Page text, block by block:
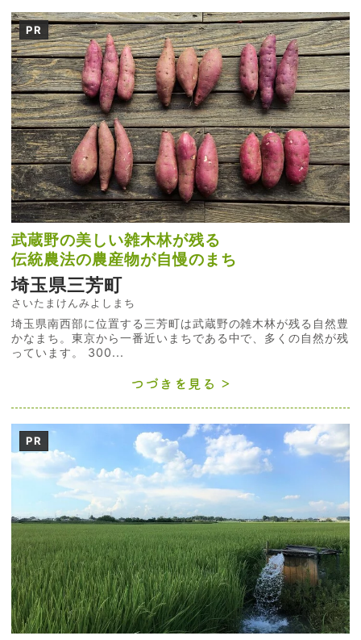
PR
武蔵野の美しい雑木林が残る
伝統農法の農産物が自慢のまち
埼玉県三芳町
さいたまけんみよしまち
埼玉県南西部に位置する三芳町は武蔵野の雑木林が残る自然豊
かなまち。東京から一番近いまちである中で、多くの自然が残
っています。 300...
つづきを見る
PR